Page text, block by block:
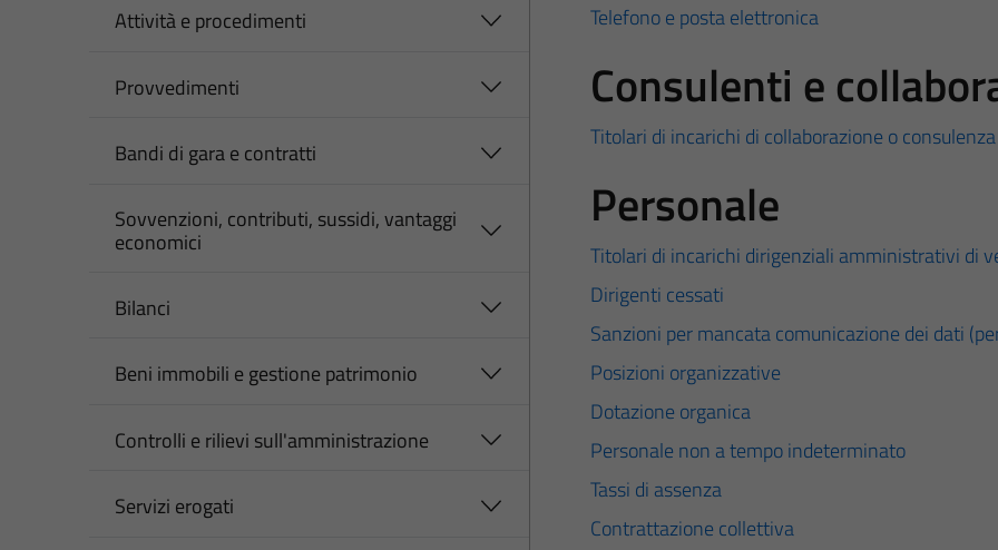
Attività e procedimenti
Provvedimenti
Bandi di gara e contratti
Sovvenzioni, contributi, sussidi, vantaggi
economici
Bilanci
Beni immobili e gestione patrimonio
Controlli e rilievi sull'amministrazione
Servizi erogati
Telefono e posta elettronica
Consulenti e
Titolari di incarichi di collaborazione o consulenza
Personale
Titolari di incarichi dirigenziali amministrativi di
Dirigenti cessati
Sanzioni per mancata comunicazione dei dati
Posizioni organizzative
Dotazione organica
Personale non a tempo indeterminato
Tassi di assenza
Contrattazione collettiva